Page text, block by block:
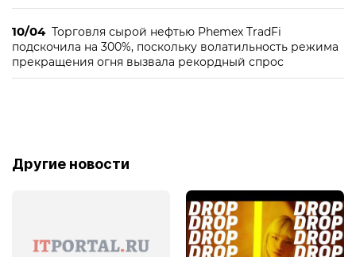
10/04 Торговля сырой нефтью Phemex TradFi
подскочила на 300%, поскольку волатильность режима
прекращения огня вызвала рекордный спрос
Другие новости